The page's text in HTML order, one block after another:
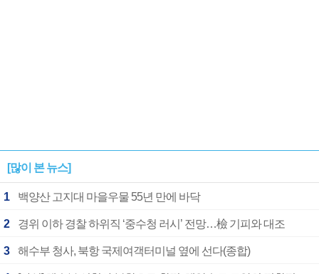
[많이 본 뉴스]
1 백양산 고지대 마을우물 55년 만에 바닥
2 경위 이하 경찰 하위직 ‘중수청 러시’ 전망…檢 기피와 대조
3 해수부 청사, 북항 국제여객터미널 옆에 선다(종합)